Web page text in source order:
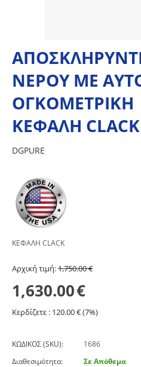
ΝΕΡΟΥ ΜΕ
ΟΓΚΟΜΕΤΡΙΚΗ
ΚΕΦΑΛΗ CLACK
DGPURE
ΚΕΦΑΛΗ CLACK
Aρχική τιμή:1,750.00€
1,630.00€
Κερδίζετε : 120.00€ (7%)
ΚΩΔΙΚΟΣ (SKU):
1686
Διαθεσιμότητα:
Σε Απόθεμα